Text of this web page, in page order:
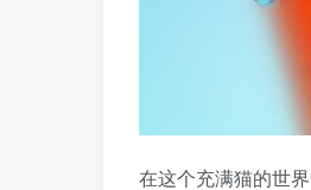
在这个充满猫的世